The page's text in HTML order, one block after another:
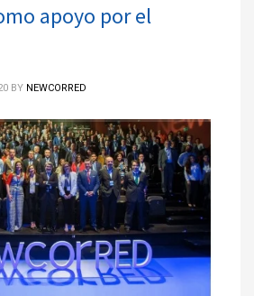
apoyo por el
BY NEWCORRED